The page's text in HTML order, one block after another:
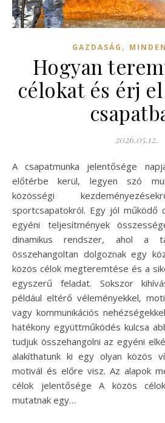
GAZDASÁG ,
Hogyan
célokat és érj
2026.05.12.
A csapatmunka jelentősége napjainkban egyre inkább
előtérbe kerül, legyen szó
közösségi
sportcsapatokról. Egy jól működő
egyéni teljesítmények
dinamikus rendszer, ahol a
összehangoltan dolgoznak egy
közös célok megteremtése és a
egyszerű feladat. Sokszor
például eltérő véleményekkel,
vagy kommunikációs
hatékony együttműködés kulcsa
tudjuk összehangolni az egyéni
alakíthatunk ki egy olyan közös
motivál és előre visz. Az alapok
célok jelentősége A közös
mutatnak egy…